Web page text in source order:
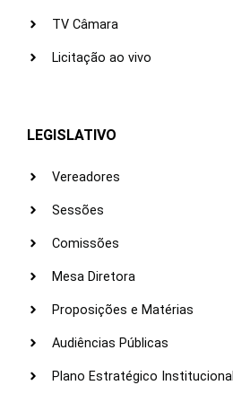
TV Câmara
Licitação ao vivo
LEGISLATIVO
Vereadores
Sessões
Comissões
Mesa Diretora
Proposições e Matérias
Audiências Públicas
Plano Estratégico Institucional